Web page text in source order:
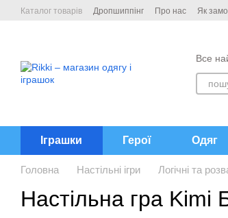
Перейти до основного контенту
Каталог товарів Дропшиппінг Про нас Як
Все
Іграшки Герої Одяг
Головна Настільні ігри Логічні та
Настільна гра Kimi